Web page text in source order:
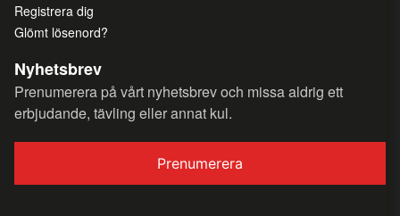
Registrera dig
Glömt lösenord?
Nyhetsbrev
Prenumerera på vårt nyhetsbrev och missa aldrig ett
erbjudande, tävling eller annat kul.
Prenumerera